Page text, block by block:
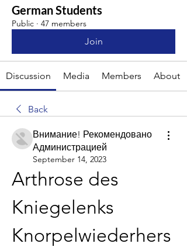
German Students
Public · 47 members
Join
Discussion Media Members About
Back
Внимание! Рекомендовано
Администрацией
September 14, 2023
Arthrose des
Kniegelenks
Knorpelwiederhers